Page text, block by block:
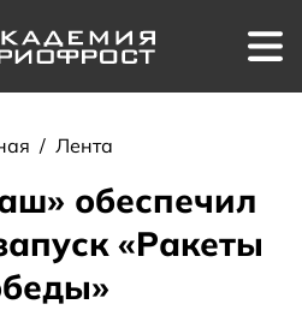
/ Лента
обеспечил
«Ракеты